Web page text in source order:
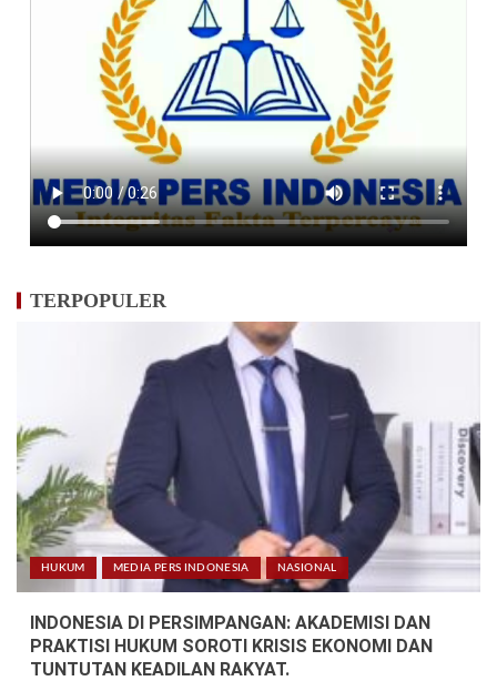
TERPOPULER
HUKUM MEDIA PERS INDONESIA NASIONAL
INDONESIA DI PERSIMPANGAN: AKADEMISI DAN
PRAKTISI HUKUM SOROTI KRISIS EKONOMI DAN
TUNTUTAN KEADILAN RAKYAT.